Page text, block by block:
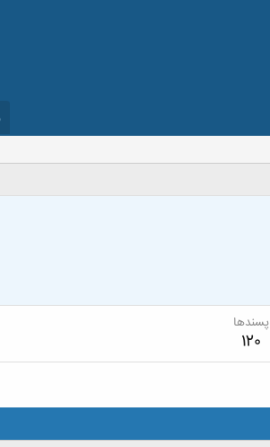
پسندها
120